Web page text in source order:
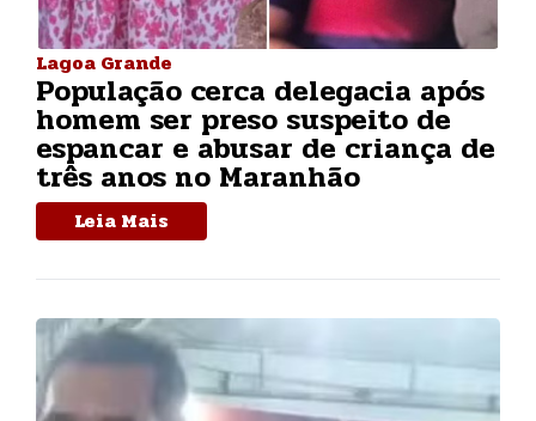
Lagoa Grande
População cerca delegacia após
homem ser preso suspeito de
espancar e abusar de criança de
três anos no Maranhão
Leia Mais